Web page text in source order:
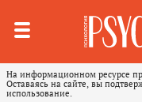
На информационном ресурсе
Оставаясь на сайте, вы
использование.